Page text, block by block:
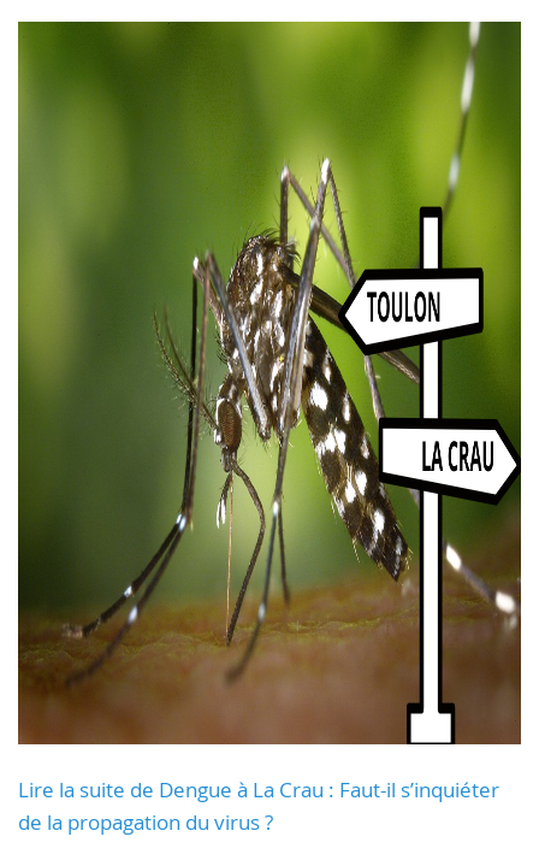
Lire la suite de Dengue à La Crau : Faut-il s’inquiéter
de la propagation du virus ?